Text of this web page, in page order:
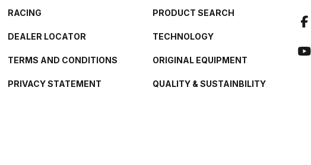
RACING
DEALER LOCATOR
TERMS AND CONDITIONS
PRIVACY STATEMENT
PRODUCT SEARCH
TECHNOLOGY
ORIGINAL EQUIPMENT
QUALITY & SUSTAINBILITY